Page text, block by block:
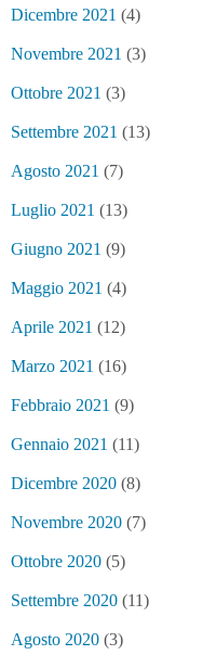
Dicembre 2021 (4)
Novembre 2021 (3)
Ottobre 2021 (3)
Settembre 2021 (13)
Agosto 2021 (7)
Luglio 2021 (13)
Giugno 2021 (9)
Maggio 2021 (4)
Aprile 2021 (12)
Marzo 2021 (16)
Febbraio 2021 (9)
Gennaio 2021 (11)
Dicembre 2020 (8)
Novembre 2020 (7)
Ottobre 2020 (5)
Settembre 2020 (11)
Agosto 2020 (3)